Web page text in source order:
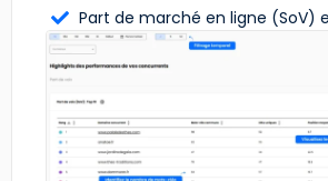
Part de marché en ligne (SoV)